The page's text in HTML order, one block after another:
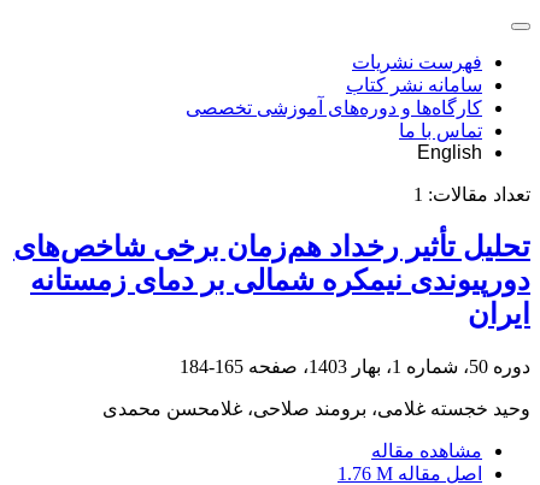
فهرست نشریات
سامانه نشر کتاب
کارگاه‌ها و دوره‌های آموزشی تخصصی
تماس با ما
English
تعداد مقالات: 1
تحلیل تأثیر رخداد هم‌زمان برخی شاخص‌های
دورپیوندی نیمکره شمالی بر دمای زمستانه
ایران
دوره 50، شماره 1، بهار 1403، صفحه 165-184
وحید خجسته غلامی، برومند صلاحی، غلامحسن محمدی
مشاهده مقاله
اصل مقاله 1.76 M